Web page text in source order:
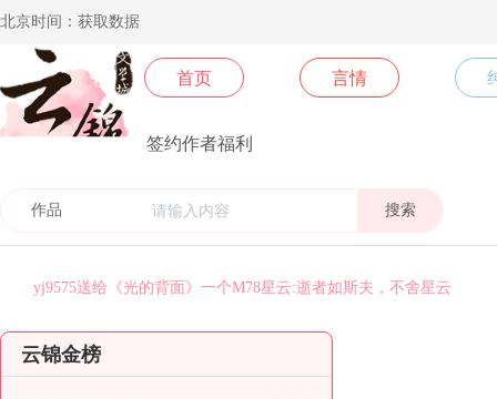
北京时间：获取数据
首页 言情
签约作者福利
搜索
yj9575送给《光的背面》一个M78星云:逝者如斯夫，不舍星云
yj9067送给《顶级豪奢》一个M78星云:逝者如斯夫，不舍星云
coco送给《末世后我成了丧尸》一个M78星云:逝者如斯夫，不舍星
今天早睡了吗送给《乱世玫瑰》一个M78星云:逝者如斯夫，不舍星
安纳托利亚送给《皇后景昭懿》一个M78星云:逝者如斯夫，不舍星
北方阿尼亚送给《卿本殊色》一个M78星云:逝者如斯夫，不舍星云
云锦金榜